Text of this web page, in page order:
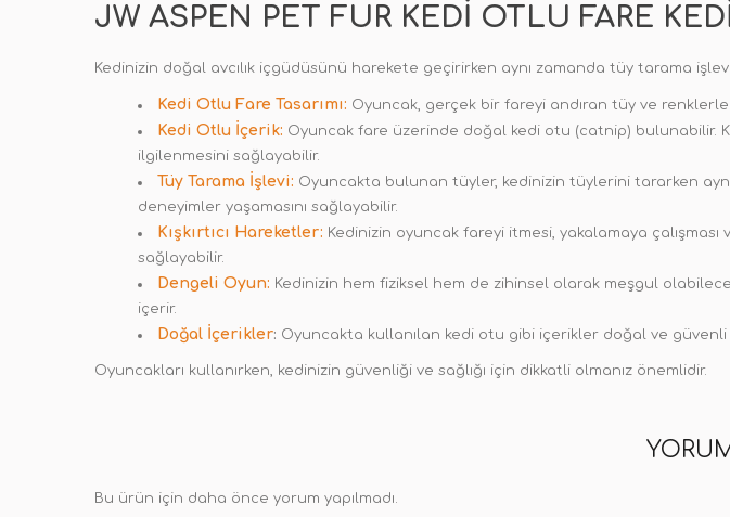
JW ASPEN PET FUR KEDI OTLU FARE
Kedinizin doğal avcılık içgüdüsünü harekete geçirirken aynı zamanda tüy tarama
Kedi Otlu Fare Tasarımı: Oyuncak, gerçek bir fareyi andıran tüy ve renklerle
Kedi Otlu İçerik: Oyuncak fare üzerinde doğal kedi otu (catnip) bulunabilir.
ilgilenmesini sağlayabilir.
Tüy Tarama İşlevi: Oyuncakta bulunan tüyler, kedinizin tüylerini tararken
deneyimler yaşamasını sağlayabilir.
Kışkırtıcı Hareketler: Kedinizin oyuncak fareyi itmesi, yakalamaya
sağlayabilir.
Dengeli Oyun: Kedinizin hem fiziksel hem de zihinsel olarak meşgul
içerir.
Doğal İçerikler: Oyuncakta kullanılan kedi otu gibi içerikler doğal ve güvenli
Oyuncakları kullanırken, kedinizin güvenliği ve sağlığı için dikkatli olmanız önemlidir.
Bu ürün için daha önce yorum yapılmadı.